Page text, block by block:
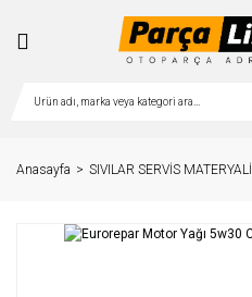
Anasayfa SIVILAR SERVİS MATERYALİ